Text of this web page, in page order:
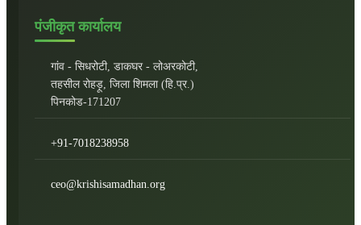
पंजीकृत कार्यालय
गांव - सिधरोटी, डाकघर - लोअरकोटी,
तहसील रोहड़ू, जिला शिमला (हि.प्र.)
पिनकोड-171207
+91-7018238958
ceo@krishisamadhan.org